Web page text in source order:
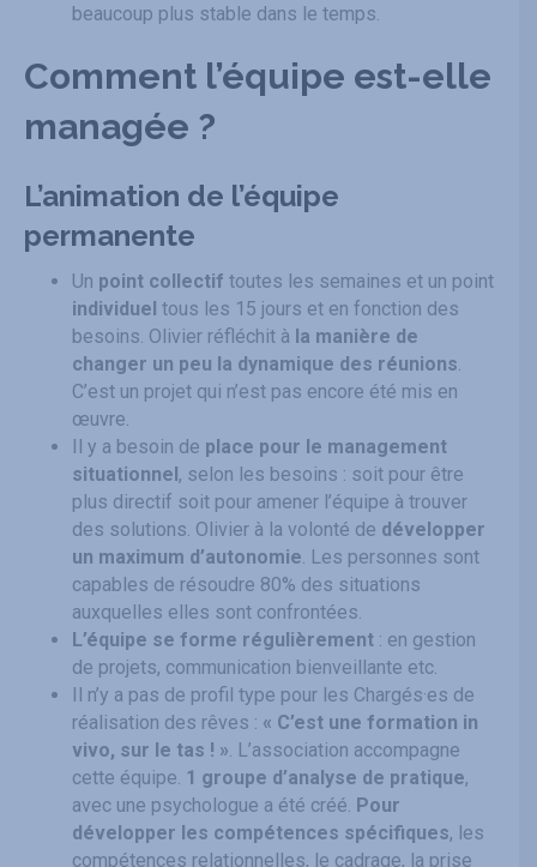
beaucoup plus stable dans le temps.
Comment l’équipe est-elle
managée ?
L’animation de l’équipe
permanente
Un point collectif toutes les semaines et un point
individuel tous les 15 jours et en fonction des
besoins. Olivier réfléchit à la manière de
changer un peu la dynamique des réunions
C’est un projet qui n’est pas encore été mis en
œuvre.
Il y a besoin de place pour le management
situationnel, selon les besoins : soit pour être
plus directif soit pour amener l’équipe à trouver
des solutions. Olivier à la volonté de développer
un maximum d’autonomie . Les personnes sont
capables de résoudre 80% des situations
auxquelles elles sont confrontées.
L’équipe se forme régulièrement : en gestion
de projets, communication bienveillante etc.
Il n’y a pas de profil type pour les Chargés·es de
réalisation des rêves : « C’est une formation in
vivo, sur le tas ! » . L’association accompagne
cette équipe. 1 groupe d’analyse de pratique,
avec une psychologue a été créé. Pour
développer les compétences spécifiques, les
compétences relationnelles, le cadrage, la prise